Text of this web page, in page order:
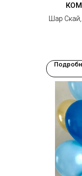
Шар